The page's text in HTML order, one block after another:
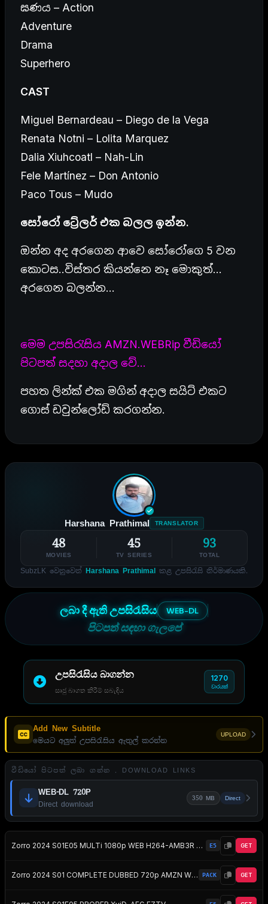
ඝණය – Action
Adventure
Drama
Superhero
CAST
Miguel Bernardeau – Diego de la Vega
Renata Notni – Lolita Marquez
Dalia Xiuhcoatl – Nah-Lin
Fele Martínez – Don Antonio
Paco Tous – Mudo
සෝරෝ ට්‍රේලර් එක බලල ඉන්න.
ඔන්න අද අරගෙන ආවෙ සෝරෝගෙ 5 වන
කොටස..විස්තර කියන්නෙ නෑ මොකුත්…
අරගෙන බලන්න…
මෙම උපසිරැසිය AMZN.WEBRip වීඩියෝ
පිටපත් සදහා අදාල වේ…
පහත ලින්ක් එක මගින් අදාල සයිට් එකට
ගොස් ඩවුන්ලෝඩ් කරගන්න.
Harshana Prathimal TRANSLATOR
48
MOVIES
45
TV SERIES
93
TOTAL
SubzLK වෙනුවෙන් Harshana Prathimal කළ උපසිරැසි නිර්මාණයකි.
ලබා දී ඇති උපසිරැසිය WEB-DL
පිටපත් සඳහා ගැලපේ
උපසිරැසිය බාගන්න
සෘජු බාගත කිරීම් සබැඳිය
1270
වාරයක්
Add New Subtitle
මෙයට අලුත් උපසිරැසිය ඇතුල් කරන්න
UPLOAD
වීඩියෝ පිටපත් ලබා ගන්න . DOWNLOAD LINKS
WEB-DL 720P
Direct download
350 MB Direct
Zorro 2024 S01E05 MULTi 1080p WEB H264-AMB3R EZTV E5 GET
Zorro 2024 S01 COMPLETE DUBBED 720p AMZN WEBRip x264 EZTV PACK GET